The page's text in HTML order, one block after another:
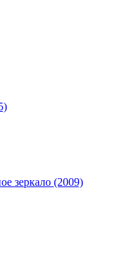
зеркало (2009)